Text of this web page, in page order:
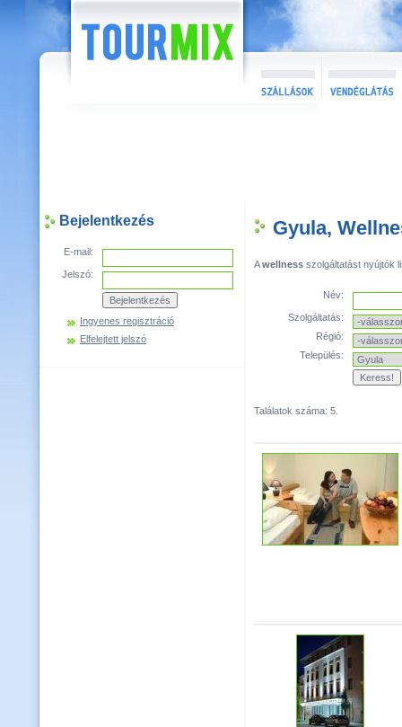
Bejelentkezés
E-mail:
Jelszó:
Ingyenes regisztráció
Elfelejtett jelszó
Gyula,
Awellness szolgáltatást nyújtók
Név:
Szolgáltatás:
Régió:
Település:
Találatok száma: 5.